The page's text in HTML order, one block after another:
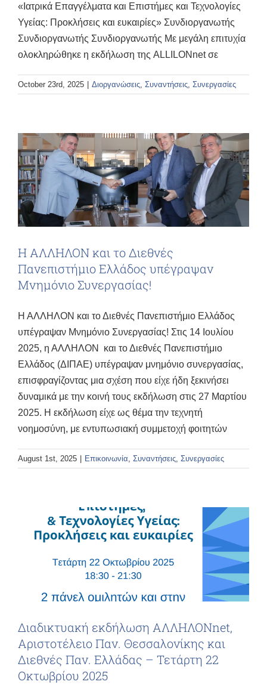
«Ιατρικά Επαγγέλματα και Επιστήμες και Τεχνολογίες
Υγείας: Προκλήσεις και ευκαιρίες» Συνδιοργανωτής
Συνδιοργανωτής Συνδιοργανωτής Με μεγάλη επιτυχία
ολοκληρώθηκε η εκδήλωση της ALLILONnet σε
October 23rd, 2025 | Διοργανώσεις Συναντήσεις Συνεργασίες
Η ΑΛΛΗΛΟΝ και το Διεθνές
Πανεπιστήμιο Ελλάδος υπέγραψαν
Μνημόνιο Συνεργασίας!
Η ΑΛΛΗΛΟΝ και το Διεθνές Πανεπιστήμιο Ελλάδος
υπέγραψαν Μνημόνιο Συνεργασίας! Στις 14 Ιουλίου
2025, η ΑΛΛΗΛΟΝ και το Διεθνές Πανεπιστήμιο
Ελλάδος (ΔΙΠΑΕ) υπέγραψαν μνημόνιο συνεργασίας,
επισφραγίζοντας μια σχέση που είχε ήδη ξεκινήσει
δυναμικά με την κοινή τους εκδήλωση στις 27 Μαρτίου
2025. Η εκδήλωση είχε ως θέμα την τεχνητή
νοημοσύνη, με εντυπωσιακή συμμετοχή φοιτητών
August 1st, 2025 Επικοινωνία, Συναντήσεις, Συνεργασίες
Διαδικτυακή εκδήλωση ΑΛΛΗΛΟΝnet,
Αριστοτέλειο Παν. Θεσσαλονίκης και
Διεθνές Παν. Ελλάδας – Τετάρτη 22
Οκτωβρίου 2025